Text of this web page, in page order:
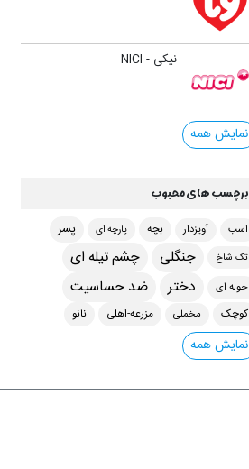
نیکی - NICI
نمایش همه
برچسب های محبوب
اسب آویزدار بچه پارچه ای پسر
تک شاخ جنگلی چشم تیله ای
حوله ای دختر ضد حساسیت
کوچک مخملی مزرعه-اهلی نانو
نمایش همه